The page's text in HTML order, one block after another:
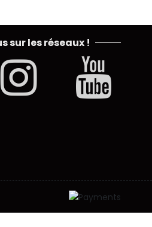
sur les réseaux !